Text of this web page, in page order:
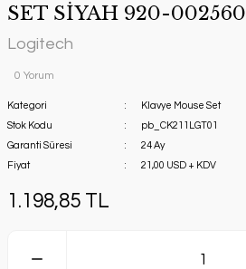
SET SİYAH 920-002560
Logitech
0 Yorum
Kategori
Klavye Mouse Set
Stok Kodu
pb_CK211LGT01
Garanti Süresi
24 Ay
Fiyat
21,00 USD + KDV
1.198,85 TL